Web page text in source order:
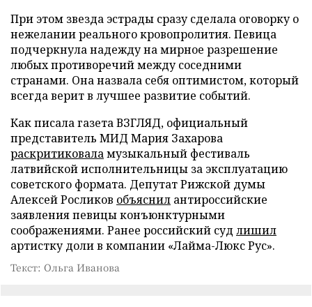
При этом звезда эстрады сразу сделала оговорку о
нежелании реального кровопролития. Певица
подчеркнула надежду на мирное разрешение
любых противоречий между соседними
странами. Она назвала себя оптимистом, который
всегда верит в лучшее развитие событий.
Как писала газета ВЗГЛЯД, официальный
представитель МИД Мария Захарова
раскритиковаламузыкальный фестиваль
латвийской исполнительницы за эксплуатацию
советского формата. Депутат Рижской думы
Алексей Росликов объяснил антироссийские
заявления певицы конъюнктурными
соображениями. Ранее российский суд лишил
артистку доли в компании «Лайма-Люкс Рус».
Текст: Ольга Иванова